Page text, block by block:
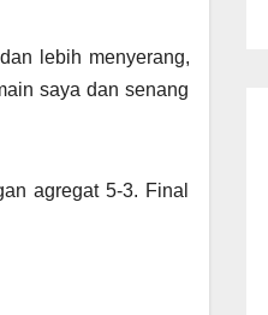
lebih menyerang,
saya dan senang
agregat 5-3. Final